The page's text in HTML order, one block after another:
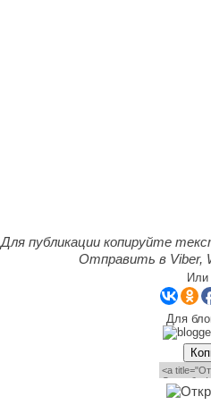
Для публикации копируйте
Отправить в Viber,
Или
Для